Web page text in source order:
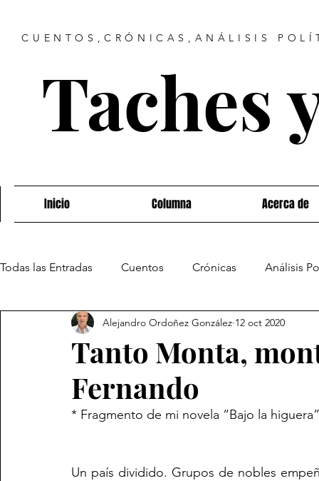
CUENTOS,CRÓNICAS,ANÁLISIS
Taches
Inicio Columna Acerca de
Todas las Entradas Cuentos Crónicas Análisis
Tanto Monta,
Fernando
Alejandro Ordoñez González 12 oct 2020
* Fragmento de mi novela “Bajo la higuera”
Un país dividido. Grupos de nobles